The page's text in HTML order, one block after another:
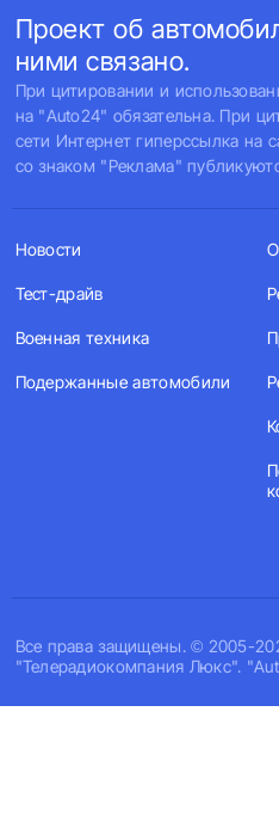
Проект об
ними связано.
При цитировании и
на "Auto24" обязательна. При
сети Интернет гиперссылка на
со знаком "Реклама"
Все права защищены. © 2005-
"Телерадиокомпания Люкс".
Новости
Тест-драйв
Военная техника
Подержанные автомобили